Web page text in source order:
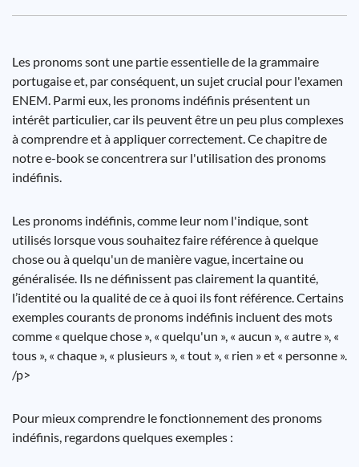
Les pronoms sont une partie essentielle de la grammaire
portugaise et, par conséquent, un sujet crucial pour l'examen
ENEM. Parmi eux, les pronoms indéfinis présentent un
intérêt particulier, car ils peuvent être un peu plus complexes
à comprendre et à appliquer correctement. Ce chapitre de
notre e-book se concentrera sur l'utilisation des pronoms
indéfinis.
Les pronoms indéfinis, comme leur nom l'indique, sont
utilisés lorsque vous souhaitez faire référence à quelque
chose ou à quelqu'un de manière vague, incertaine ou
généralisée. Ils ne définissent pas clairement la quantité,
l’identité ou la qualité de ce à quoi ils font référence. Certains
exemples courants de pronoms indéfinis incluent des mots
comme « quelque chose », « quelqu'un », « aucun », « autre », «
tous », « chaque », « plusieurs », « tout », « rien » et « personne ».
/p>
Pour mieux comprendre le fonctionnement des pronoms
indéfinis, regardons quelques exemples :